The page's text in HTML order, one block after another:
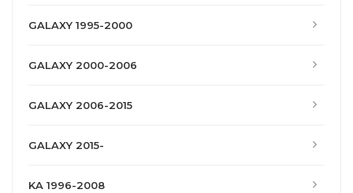
GALAXY 1995-2000
GALAXY 2000-2006
GALAXY 2006-2015
GALAXY 2015-
KA 1996-2008